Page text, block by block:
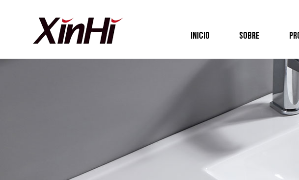
INICIO SOBRE